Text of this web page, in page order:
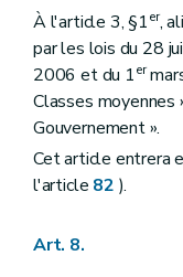
À l'article 3, §1er,
par les lois du 28
2006 et du 1er
Classes moyennes
Gouvernement ».
Cet article entrera
l'article 82 ).
Art. 8.